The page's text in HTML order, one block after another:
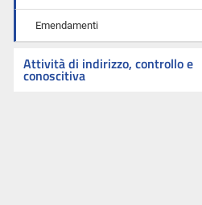
Emendamenti
Attività di indirizzo, controllo e
conoscitiva